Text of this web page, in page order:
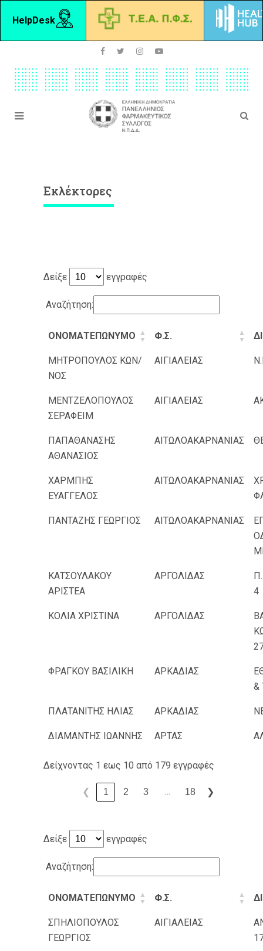
HelpDesk
Εκλέκτορες
Δείξε εγγραφές
Αναζήτηση:
ΟΝΟΜΑΤΕΠΩΝΥΜΟ Φ.Σ.
ΜΗΤΡΟΠΟΥΛΟΣ ΚΩΝ/
ΝΟΣ
ΑΙΓΙΑΛΕΙΑΣ
ΜΕΝTZΕΛΟΠΟΥΛΟΣ
ΣΕΡΑΦΕΙΜ
ΑΙΓΙΑΛΕΙΑΣ
ΠΑΠΑΘΑΝΑΣΗΣ
ΑΘΑΝΑΣΙΟΣ
ΑΙΤΩΛΟΑΚΑΡΝΑΝΙΑΣ
ΧΑΡΜΠΗΣ
ΕΥΑΓΓΕΛΟΣ
ΑΙΤΩΛΟΑΚΑΡΝΑΝΙΑΣ
ΠΑΝΤΑΖΗΣ ΓΕΩΡΓΙΟΣ ΑΙΤΩΛΟΑΚΑΡΝΑΝΙΑΣ
ΚΑΤΣΟΥΛΑΚΟΥ
ΑΡΙΣΤΕΑ
ΑΡΓΟΛΙΔΑΣ
4
ΚΟΛΙΑ ΧΡΙΣΤΙΝΑ ΑΡΓΟΛΙΔΑΣ
ΦΡΑΓΚΟΥ ΒΑΣΙΛΙΚΗ ΑΡΚΑΔΙΑΣ
&
ΠΛΑΤΑΝΙΤΗΣ ΗΛΙΑΣ ΑΡΚΑΔΙΑΣ
ΔΙΑΜΑΝΤΗΣ ΙΩΑΝΝΗΣ ΑΡΤΑΣ
Δείχνοντας 1 εως 10 από 179 εγγραφές
❮ 1 2 3 … 18 ❯
Δείξε εγγραφές
Αναζήτηση:
ΟΝΟΜΑΤΕΠΩΝΥΜΟ Φ.Σ.
ΣΠΗΛΙΟΠΟΥΛΟΣ
ΓΕΩΡΓΙΟΣ
ΑΙΓΙΑΛΕΙΑΣ